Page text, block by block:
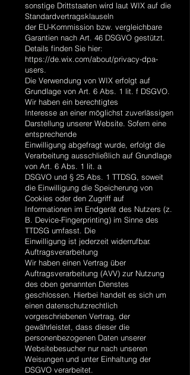
sonstige Drittstaaten wird laut WIX auf die
Standardvertragsklauseln
der EU-Kommission bzw. vergleichbare
Garantien nach Art. 46 DSGVO gestützt.
Details finden Sie hier:
https://de.wix.com/about/privacy-dpa-
users.
Die Verwendung von WIX erfolgt auf
Grundlage von Art. 6 Abs. 1 lit. f DSGVO.
Wir haben ein berechtigtes
Interesse an einer möglichst zuverlässigen
Darstellung unserer Website. Sofern eine
entsprechende
Einwilligung abgefragt wurde, erfolgt die
Verarbeitung ausschließlich auf Grundlage
von Art. 6 Abs. 1 lit. a
DSGVO und § 25 Abs. 1 TTDSG, soweit
die Einwilligung die Speicherung von
Cookies oder den Zugriff auf
Informationen im Endgerät des Nutzers (z.
B. Device-Fingerprinting) im Sinne des
TTDSG umfasst. Die
Einwilligung ist jederzeit widerrufbar.
Auftragsverarbeitung
Wir haben einen Vertrag über
Auftragsverarbeitung (AVV) zur Nutzung
des oben genannten Dienstes
geschlossen. Hierbei handelt es sich um
einen datenschutzrechtlich
vorgeschriebenen Vertrag, der
gewährleistet, dass dieser die
personenbezogenen Daten unserer
Websitebesucher nur nach unseren
Weisungen und unter Einhaltung der
DSGVO verarbeitet.